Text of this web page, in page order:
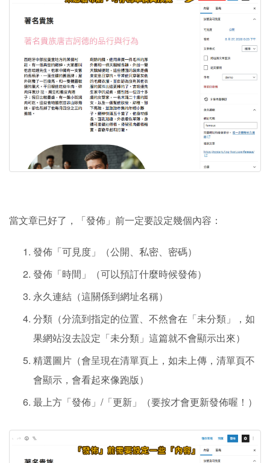
當文章已好了，「發佈」前一定要設定幾個內容：
發佈「可見度」（公開、私密、密碼）
發佈「時間」（可以預訂什麼時候發佈）
永久連結（這關係到網址名稱）
分類（分流到指定的位置、不然會在「未分類」，如
果網站沒去設定「未分類」這篇就不會顯示出來）
精選圖片（會呈現在清單頁上，如未上傳，清單頁不
會顯示，會看起來像跑版）
最上方「發佈」/「更新」（要按才會更新發佈喔！）